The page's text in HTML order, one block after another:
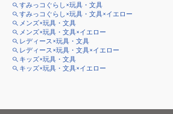
すみっコぐらし×玩具・文具
すみっコぐらし×玩具・文具×イエロー
メンズ×玩具・文具
メンズ×玩具・文具×イエロー
レディース×玩具・文具
レディース×玩具・文具×イエロー
キッズ×玩具・文具
キッズ×玩具・文具×イエロー